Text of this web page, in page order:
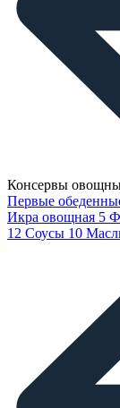
Консервы
Первые
Икра овощная 5
12 Соусы 10